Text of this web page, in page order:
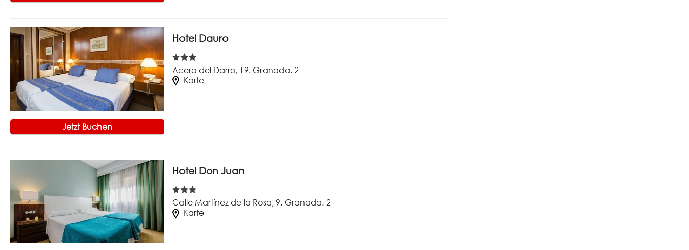
Hotel Dauro
Acera del Darro, 19. Granada. 2
Karte
Jetzt Buchen
Hotel Don Juan
Calle Martínez de la Rosa, 9. Granada. 2
Karte